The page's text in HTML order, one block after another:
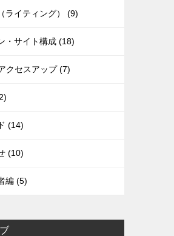
ライティング） (9)
・サイト構成 (18)
クセスアップ (7)
(14)
(10)
編 (5)